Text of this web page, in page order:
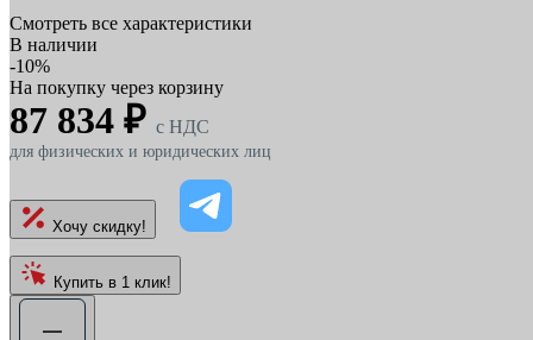
Смотреть все характеристики
В наличии
-10%
На покупку через корзину
87 834 ₽ c НДС
для физических и юридических лиц
Хочу скидку!
Купить в 1 клик!